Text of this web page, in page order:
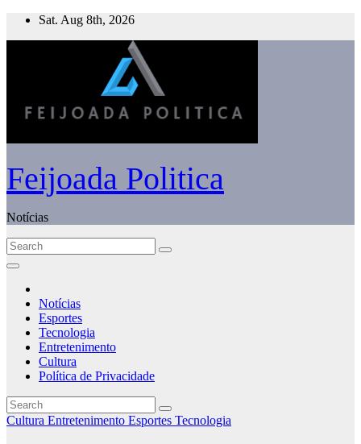
Skip
Sat. Aug 8th, 2026
Feijoada Politica
Notícias
Notícias
Esportes
Tecnologia
Entretenimento
Cultura
Política de Privacidade
Cultura Entretenimento Esportes Tecnologia